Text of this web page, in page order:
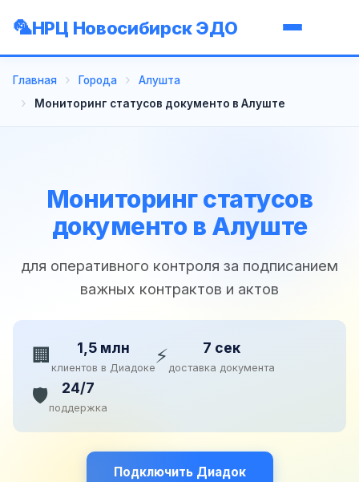
НРЦ Новосибирск ЭДО
Главная Города
Алушта
Мониторинг статусов документо в Алуште
Мониторинг статусов
документо в Алуште
для оперативного контроля за подписанием
важных контрактов и актов
🏢 1,5 млн
клиентов в Диадоке⚡ 7 сек
доставка документа
🛡️ 24/7
поддержка
Подключить Диадок